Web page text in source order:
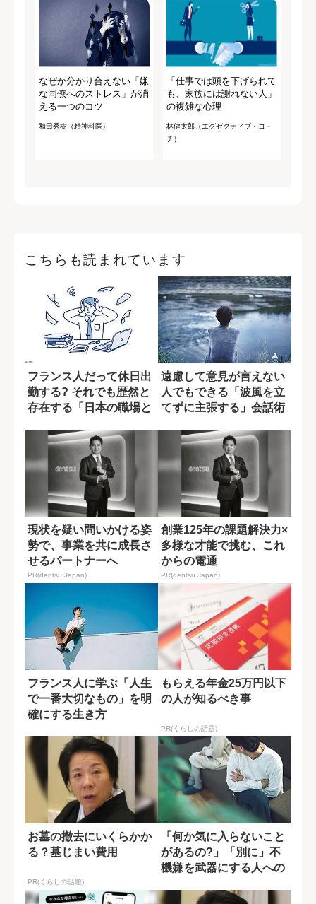
なぜか分かり合えない「嫌
な同僚へのストレス」が消
える一つのコツ
和田秀樹（精神科医）
「仕事では頭を下げられて
も、家族には謝れない人」
の複雑な心理
林健太郎（エグゼクティブ・コ－
チ）
こちらも読まれています
フランス人だって休日出
勤する? それでも歴然と
存在する「日本の職場と
遠慮して意見が言えない
人でもできる「波風を立
てずに主張する」会話術
現状を疑い問いかける姿
勢で、事業を共に成長さ
せるパートナーへ
PR(dentsu Japan)
創業125年の課題解決力×
多様な才能で挑む、これ
からの電通
PR(dentsu Japan)
フランス人に学ぶ「人生
で一番大切なもの」を明
確にする生き方
もらえる年金25万円以下
の人が知るべき事
PR(くらしの話題)
お墓の撤去にいくらかか
る？墓じまい費用
PR(くらしの話題)
「何か気に入らないこと
があるの?」「別に」不
機嫌を武器にする人への